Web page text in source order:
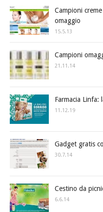
Campioni
omaggio
15.5.13
Campioni
21.11.14
Farmacia
11.12.19
Gadget gratis
30.7.14
Cestino da
6.6.14